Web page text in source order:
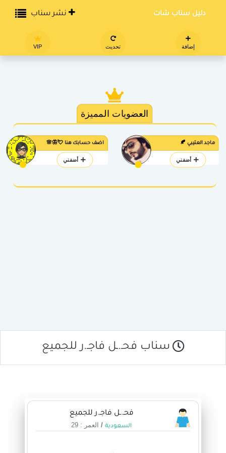
دليل سناب شات نشر سناب
إضافة تحديث VIP
العضويات المميزة
ماجد العتيبي 🍂
أضفني
اضف حسابك هنا 💘🦋🌸
أضفني
سناب فحـ.ـل فاجـ.ر للجميع
فحـ.ـل فاجـ.ر للجميع
السعودية / العمر : 29